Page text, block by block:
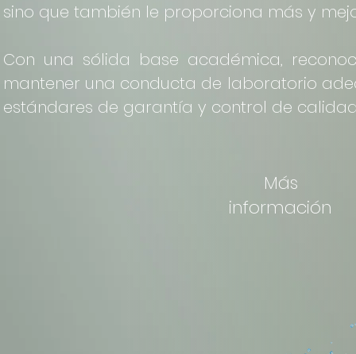
sino que también le proporciona más y
Con una sólida base académica,
mantener una conducta de laboratorio
estándares de garantía y control de calidad
Más
información